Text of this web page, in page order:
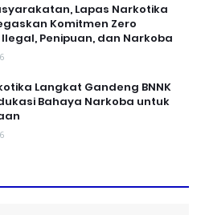
Lapas Narkotika
Komitmen Zero
Penipuan, dan Narkoba
Langkat Gandeng BNNK
Bahaya Narkoba untuk